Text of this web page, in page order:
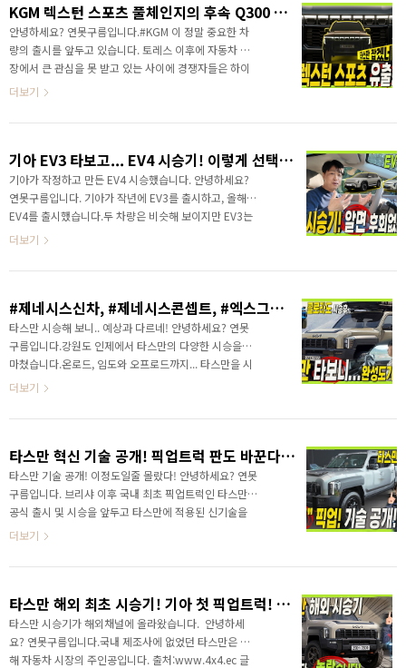
니언은 어떤 차량인지 공식 차이점 부터 알려드립니다.
역대급 픽업트럭! GMC 캐니언 국내 인증! 콜로라도 마저
뛰어넘는다!&nbsp;&nbsp;"> 먼저 알아야 할 점은 국
내에는 기아 타스만이 있고, KGM 렉스턴 스포츠가 있죠?
라디에이터가 있습니다. 이..
KGM 렉스턴 스포츠 풀체인지의 후속 Q300 유출? 공개?
안녕하세요? 연못구름입니다.#KGM 이 정말 중요한 차
량의 출시를 앞두고 있습니다. 토레스 이후에 자동차 시
장에서 큰 관심을 못 받고 있는 사이에 경쟁자들은 하이
브리드 파워트레인으로 시장을 이끌어가고 있습니다.
하면서 시장에서 다시 주목을 받고 있는 상황입니다. 그
브리드를 출시하면서 기존과는 조금씩 나아진 모습을
보여주고 있습니다. 하지만 쌍용 시절부터 주력했던 차
량은 바로 #픽업트럭 인데요. #렉스턴스포츠 와 칸이 풀
체인지를 앞두고 있습니다. 이미 디자인 스케치는 보였
우락부락한 디자인으로 렉스턴 스포츠와 칸에 후속으로
손색이 없는 웅장한 디자인..
더보기
기아 EV3 타보고... EV4 시승기! 이렇게 선택하세요! 알면 후회하지 않습니다
기아가 작정하고 만든 EV4 시승했습니다. 안녕하세요?
연못구름입니다. 기아가 작년에 EV3를 출시하고, 올해는
EV4를 출시했습니다.두 차량은 비슷해 보이지만 EV3는
SUV, EV4는 세단형이라는 차이가 있습니다. 비슷한 가
함해서 실내 거주성까지 제법 다른 컨셉의 차량임을 알
&nbsp;&nbsp;"> 다음 소식도 놓치지 않고 빠르게 보
고 싶다면 채널에 구독과 알림설정 잊지마세요! 감사합니
다. ✔ 2% 캐시백 신차구입+ 가장 빠르게 받을 수 있는
방법은 장기렌트나 리스입니다. (하단 링크 복
userId=4304..
더보기
#제네시스신차, #제네시스콘셉트, #엑스그란쿠페, #엑스그란컨버터블, #서울모빌리티쇼, #서울모터쇼, #킨텍스, #자동차전시회, #일산, #서울가볼만한곳, #신차정보연못구름, #연못구름유튜브, #GENESIS, #XGRANCOUPE, #제네시스시승기, #G90블랙, #G90슈퍼차저
타스만 시승해 보니.. 예상과 다르네! 안녕하세요? 연못
구름입니다.강원도 인제에서 타스만의 다양한 시승을
마쳤습니다.온로드, 임도와 오프로드까지... 타스만을 시
승해 봤습니다. 결과는 제가 예상했던 것과는 많이 달랐
&nbsp;&nbsp;"> 특히 2가지가 인상적이었습니다. 정
처리가 되어있다보니.. 고급 SUV를 타는 것 같았습니다.
그리고 또 한가지는 바로... 주행성능이었는데 왜 그렇게
느꼈는지.. 영상으로 만나보세요~ 영상으로 세부적인 시
승기를 만나보세요! &nbsp;&nbsp;"> ✔ 2% 캐시백
리스입니다. (하단 링크 ..
더보기
타스만 혁신 기술 공개! 픽업트럭 판도 바꾼다! 연구원 발표 현장 풀영상! #TASMAN #techday
타스만 기술 공개! 이정도일줄 몰랐다! 안녕하세요? 연못
구름입니다. 브리샤 이후 국내 최초 픽업트럭인 타스만이
공식 출시 및 시승을 앞두고 타스만에 적용된 신기술을
공개했습니다. 타스만 신기술! 연구원 발표를 통해서 놀
픽업트럭에 판도를 바꾸게 될지..국내 제조사가 만든 기
을 통해서 생생하게 만나보세요! 타스만 신기술! 연구원
발표를 통해서 놀라운 개발 스토리를 들어보세
요!&nbsp;&nbsp;"> 다음 영상도 자동으로 받고 싶
다면 구독과 알림설정 잊지마세요! 감사합니다. ✔ 2%
더보기
타스만 해외 최초 시승기! 기아 첫 픽업트럭! 기대이상?? 다양한 커스텀 악세사리!
타스만 시승기가 해외채널에 올라왔습니다. 안녕하세
요? 연못구름입니다.국내 제조사에 없었던 타스만은 올
해 자동차 시장의 주인공입니다. 출처:www.4x4.ec 글